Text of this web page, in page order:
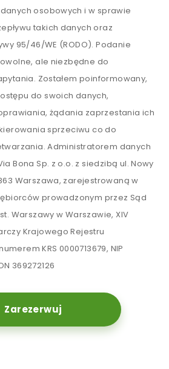
osobowych i w sprawie
takich danych oraz
95/46/WE (RODO). Podanie
ale niezbędne do
Zostałem poinformowany,
do swoich danych,
żądania zaprzestania ich
sprzeciwu co do
Administratorem danych
Bona Sp. z o.o. z siedzibą ul. Nowy
Warszawa, zarejestrowaną w
prowadzonym przez Sąd
Warszawy w Warszawie, XIV
Krajowego Rejestru
KRS 0000713679, NIP
369272126
Zarezerwuj